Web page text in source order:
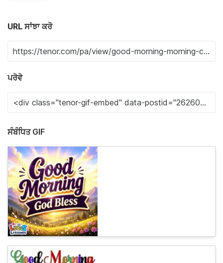
URL ਸਾਂਝਾ ਕਰੋ
ਪਰੋਵੋ
ਸੰਬੰਧਿਤ GIF